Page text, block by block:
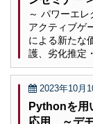
～ パワーエ
アクティブゲ
による新たな
護、劣化推定
2023年10月
Pythonを用
応用 ～デ